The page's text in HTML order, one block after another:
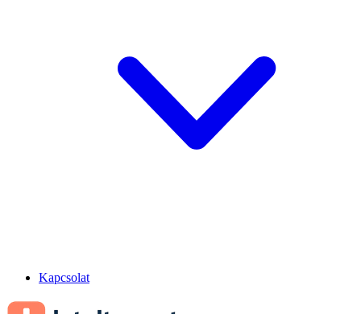
Kapcsolat